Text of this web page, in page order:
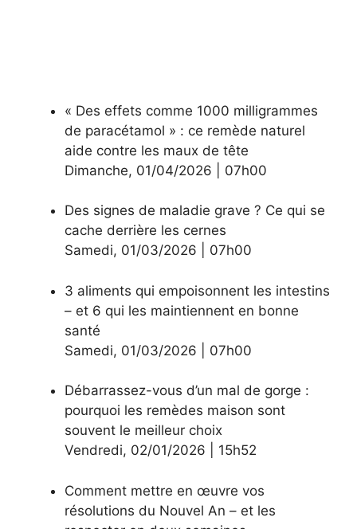
« Des effets comme 1000 milligrammes
de paracétamol » : ce remède naturel
aide contre les maux de tête
Dimanche, 01/04/2026 07h00
Des signes de maladie grave ? Ce qui se
cache derrière les cernes
Samedi, 01/03/2026 07h00
3 aliments qui empoisonnent les intestins
– et 6 qui les maintiennent en bonne
santé
Samedi, 01/03/2026 07h00
Débarrassez-vous d’un mal de gorge :
pourquoi les remèdes maison sont
souvent le meilleur choix
Vendredi, 02/01/2026 15h52
Comment mettre en œuvre vos
résolutions du Nouvel An – et les